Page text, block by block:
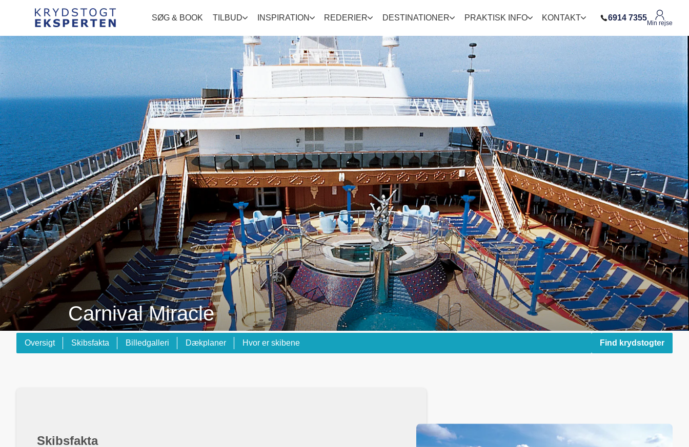
SØG & BOOK TILBUD INSPIRATION REDERIER DESTINATIONER PRAKTISK INFO KONTAKT 6914 7355
Min rejse
Carnival Miracle
Oversigt Skibsfakta Billedgalleri Dækplaner Hvor er skibene Find krydstogter
Skibsfakta